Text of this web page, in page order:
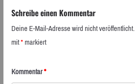
Schreibe einen Kommentar
Deine E-Mail-Adresse wird nicht veröffentlicht.
mit*markiert
Kommentar*